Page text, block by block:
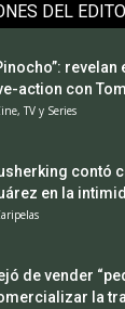
DEL
action con
TV y Series
contó
en la
de vender
la